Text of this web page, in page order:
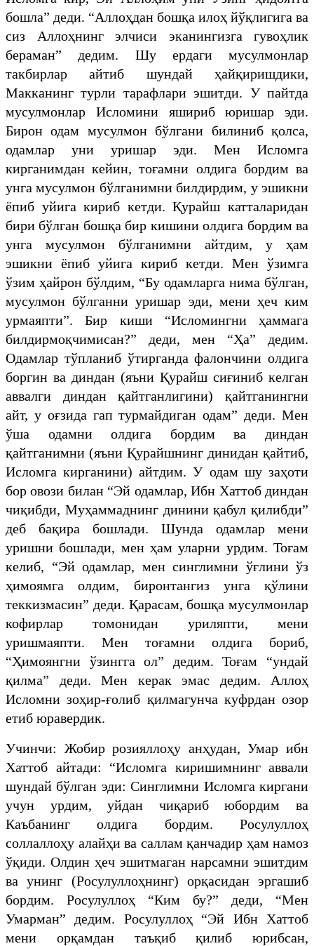
бошла” деди. “Аллоҳдан бошқа илоҳ йўқлигига ва
сиз Аллоҳнинг элчиси эканингизга гувоҳлик
бераман” дедим. Шу ердаги мусулмонлар
такбирлар айтиб шундай ҳайқиришдики,
Макканинг турли тарафлари эшитди. У пайтда
мусулмонлар Исломини яшириб юришар эди.
Бирон одам мусулмон бўлгани билиниб қолса,
одамлар уни уришар эди. Мен Исломга
кирганимдан кейин, тоғамни олдига бордим ва
унга мусулмон бўлганимни билдирдим, у эшикни
ёпиб уйига кириб кетди. Қурайш катталаридан
бири бўлган бошқа бир кишини олдига бордим ва
унга мусулмон бўлганимни айтдим, у ҳам
эшикни ёпиб уйига кириб кетди. Мен ўзимга
ўзим ҳайрон бўлдим, “Бу одамларга нима бўлган,
мусулмон бўлганни уришар эди, мени ҳеч ким
урмаяпти”. Бир киши “Исломингни ҳаммага
билдирмоқчимисан?” деди, мен “Ҳа” дедим.
Одамлар тўпланиб ўтирганда фалончини олдига
боргин ва диндан (яъни Қурайш сиғиниб келган
аввалги диндан қайтганлигини) қайтганингни
айт, у оғзида гап турмайдиган одам” деди. Мен
ўша одамни олдига бордим ва диндан
қайтганимни (яъни Қурайшнинг динидан қайтиб,
Исломга кирганини) айтдим. У одам шу заҳоти
бор овози билан “Эй одамлар, Ибн Хаттоб диндан
чиқибди, Муҳаммаднинг динини қабул қилибди”
деб бақира бошлади. Шунда одамлар мени
уришни бошлади, мен ҳам уларни урдим. Тоғам
келиб, “Эй одамлар, мен синглимни ўғлини ўз
ҳимоямга олдим, биронтангиз унга қўлини
теккизмасин” деди. Қарасам, бошқа мусулмонлар
кофирлар томонидан уриляпти, мени
уришмаяпти. Мен тоғамни олдига бориб,
“Ҳимоянгни ўзингга ол” дедим. Тоғам “ундай
қилма” деди. Мен керак эмас дедим. Аллоҳ
Исломни зоҳир-ғолиб қилмагунча куфрдан озор
етиб юравердик.
Учинчи: Жобир розияллоҳу анҳудан, Умар ибн
Хаттоб айтади: “Исломга киришимнинг аввали
шундай бўлган эди: Синглимни Исломга киргани
учун урдим, уйдан чиқариб юбордим ва
Каъбанинг олдига бордим. Росулуллоҳ
соллаллоҳу алайҳи ва саллам қанчадир ҳам намоз
ўқиди. Олдин ҳеч эшитмаган нарсамни эшитдим
ва унинг (Росулуллоҳнинг) орқасидан эргашиб
бордим. Росулуллоҳ “Ким бу?” деди, “Мен
Умарман” дедим. Росулуллоҳ “Эй Ибн Хаттоб
мени орқамдан таъқиб қилиб юрибсан,